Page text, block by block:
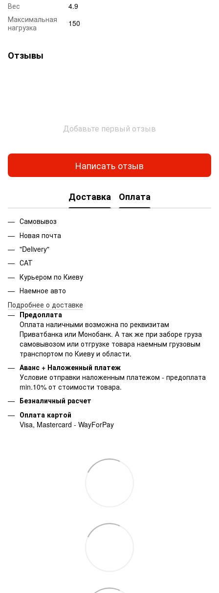
Вес
4.9
Максимальная
нагрузка
150
Отзывы
Добавьте первый отзыв
Написать отзыв
Доставка Оплата
Самовывоз
Новая почта
"Delivery"
САТ
Курьером по Киеву
Наемное авто
Подробнее о доставке
Предоплата
Оплата наличными возможна по реквизитам
Приватбанка или Монобанк. А так же при заборе груза
самовывозом или отгрузке товара наемным грузовым
транспортом по Киеву и области.
Аванс + Наложенный платеж
Условие отправки наложенным платежом - предоплата
min.10% от стоимости товара.
Безналичный расчет
Оплата картой
Visa, Mastercard - WayForPay